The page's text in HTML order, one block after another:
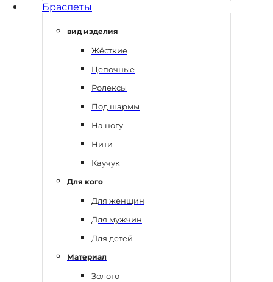
Браслеты
вид изделия
Жёсткие
Цепочные
Ролексы
Под шармы
На ногу
Нити
Каучук
Для кого
Для женщин
Для мужчин
Для детей
Материал
Золото